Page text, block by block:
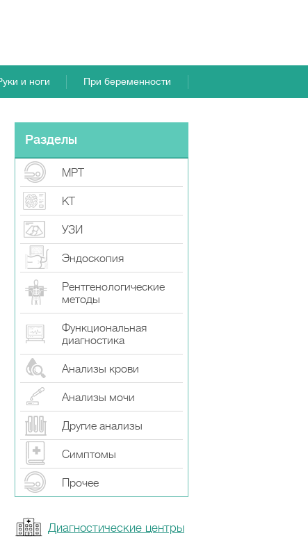
и ноги При беременности
Разделы
МРТ
КТ
УЗИ
Эндоскопия
Рентгенологические
методы
Функциональная
диагностика
Анализы крови
Анализы мочи
Другие анализы
Симптомы
Прочeе
Диагностические центры